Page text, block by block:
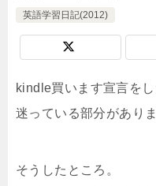
英語学習日記(2012)
kindle買います宣言を
迷っている部分がありま
そうしたところ。